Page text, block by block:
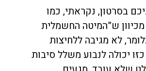
בסרטון, נקראתי, כמו
ש”המיטה החשמלית
לא מגיבה ללחיצות
יכולה לנבוע משלל סיבות